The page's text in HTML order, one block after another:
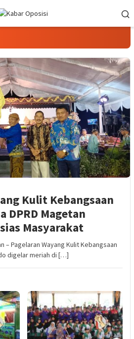
Kulit Kebangsaan
DPRD Magetan
Masyarakat
– Pagelaran Wayang Kulit Kebangsaan
digelar meriah di […]